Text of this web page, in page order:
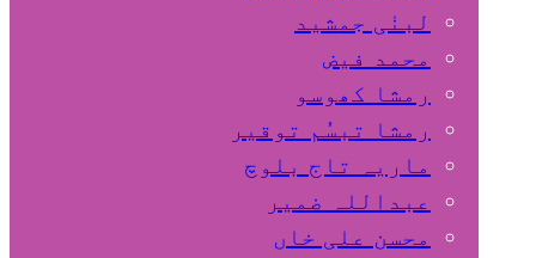
لبنٰی جمشید
محمد فیض
رمشا کھوسو
رمشا تبسُم توقیر
ماریہ تاج بلوچ
عبداللہ ضمیر
محسن علی خاں